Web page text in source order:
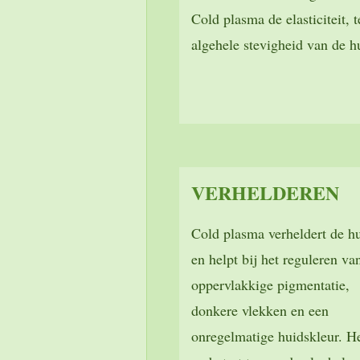
Cold plasma de elasticiteit,
algehele stevigheid van de
VERHELDEREN
Cold plasma verheldert de
en helpt bij het reguleren
oppervlakkige pigmentatie,
donkere vlekken en een
onregelmatige huidskleur.